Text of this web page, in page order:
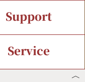
Status
Support
Service
︿